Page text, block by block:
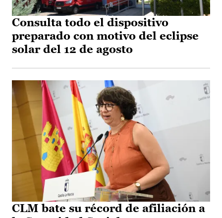
Consulta todo el dispositivo
preparado con motivo del eclipse
solar del 12 de agosto
CLM bate su récord de afiliación a